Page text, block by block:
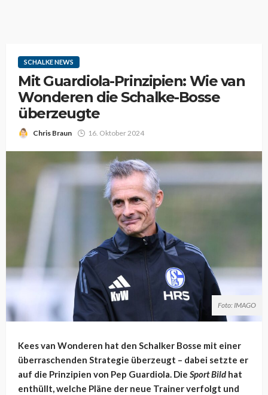
SCHALKE NEWS
Mit Guardiola-Prinzipien: Wie van
Wonderen die Schalke-Bosse
überzeugte
Chris Braun 16. Oktober 2024
Foto: IMAGO
Kees van Wonderen hat den Schalker Bosse mit einer
überraschenden Strategie überzeugt – dabei setzte er
auf die Prinzipien von Pep Guardiola. Die Sport Bild hat
enthüllt, welche Pläne der neue Trainer verfolgt und